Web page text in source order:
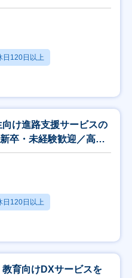
日120日以上
向け進路支援サービスの
卒・未経験歓迎／高卒
日120日以上
教育向けDXサービスを